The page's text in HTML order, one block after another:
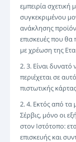
εμπειρία σχετική
συγκεκριμένου
ανάκλησης
επισκευές που θα
με χρέωση της
2. 3. Είναι
περιέχεται σε
πιστωτικής
2. 4. Εκτός από τα
Σέρβις, μόνο οι
στον Ιστότοπο:
επισκευής και